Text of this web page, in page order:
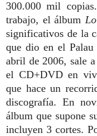
300.000 mil
trabajo, el álbum
significativos de la
que dio en el
abril de 2006, sale
el CD+DVD en
que hace un
discografía. En
álbum que supone
incluyen 3 cortes.